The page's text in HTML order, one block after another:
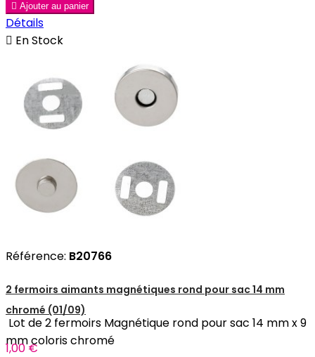
 Ajouter au panier
Détails
 En Stock
Référence: B20766
2 fermoirs aimants magnétiques rond pour sac 14 mm
chromé (01/09)
Lot de 2 fermoirs Magnétique rond pour sac 14 mm x 9
mm coloris chromé
1,00 €